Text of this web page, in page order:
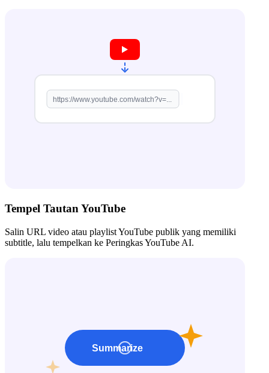
Tempel Tautan YouTube
Salin URL video atau playlist YouTube publik yang memiliki
subtitle, lalu tempelkan ke Peringkas YouTube AI.